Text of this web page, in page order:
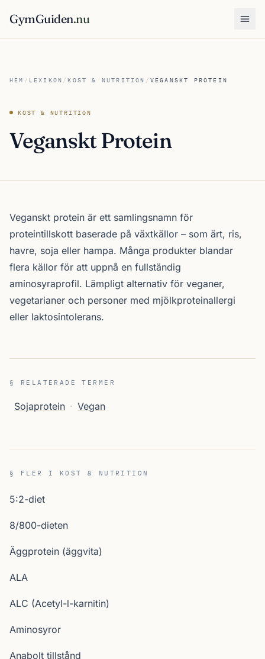
GymGuiden.nu
HEM / LEXIKON /KOST & NUTRITION / VEGANSKT PROTEIN
KOST & NUTRITION
Veganskt Protein
Veganskt protein är ett samlingsnamn för
proteintillskott baserade på växtkällor – som ärt, ris,
havre, soja eller hampa. Många produkter blandar
flera källor för att uppnå en fullständig
aminosyraprofil. Lämpligt alternativ för veganer,
vegetarianer och personer med mjölkproteinallergi
eller laktosintolerans.
§ RELATERADE TERMER
Sojaprotein · Vegan
§ FLER I KOST & NUTRITION
5:2-diet
8/800-dieten
Äggprotein (äggvita)
ALA
ALC (Acetyl-l-karnitin)
Aminosyror
Anabolt tillstånd